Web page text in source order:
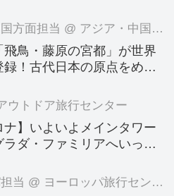
方面担当 @ アジア・中国旅行センター
飛鳥・藤原の宮都」が世界
録！古代日本の原点をめぐ
ある旅
ウトドア旅行センター
ナ】いよいよメインタワー
ラダ・ファミリアへいって
当 @ ヨーロッパ旅行センター